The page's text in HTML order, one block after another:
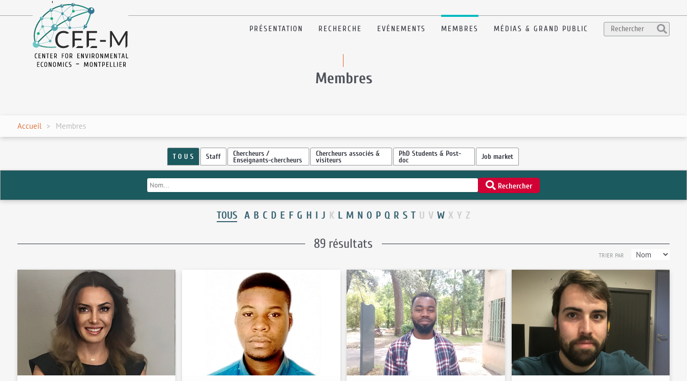
en
PRÉSENTATION RECHERCHE EVÉNEMENTS MEMBRES MÉDIAS & GRAND PUBLIC
Membres
Accueil Membres
T O U S Staff Chercheurs /
Enseignants-chercheurs
Chercheurs associés &
visiteurs
PhD Students & Post-
doc Job market
Rechercher
TOUS A B C D E F G H I J K L M N O P Q R S T U V W X Y Z
89 résultats
TRIER PAR